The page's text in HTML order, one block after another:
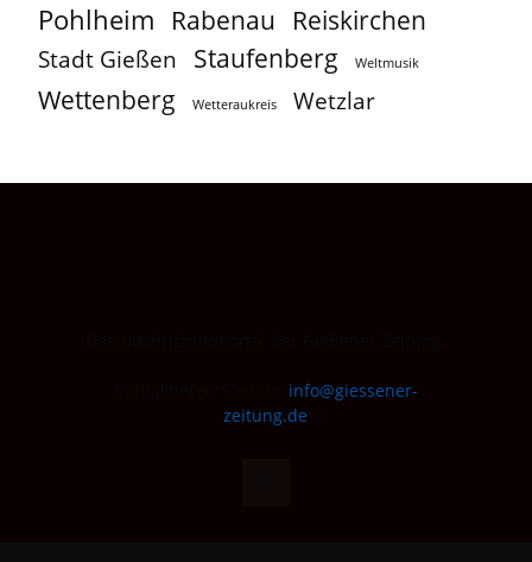
Pohlheim Rabenau Reiskirchen
Stadt Gießen Staufenberg Weltmusik
Wettenberg Wetteraukreis Wetzlar
info@giessener-
zeitung.de